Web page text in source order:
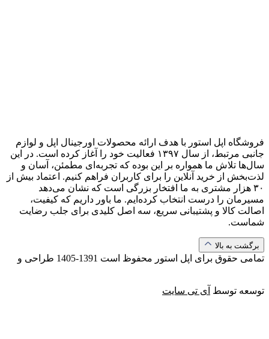
فروشگاه اپل استور با هدف ارائه‌ محصولات اورجینال اپل و لوازم
جانبی مرتبط، از سال ۱۳۹۷ فعالیت خود را آغاز کرده است. در این
سال‌ها تلاش ما همواره بر این بوده که تجربه‌ای مطمئن، آسان و
لذت‌بخش از خرید آنلاین را برای کاربران فراهم کنیم. اعتماد بیش از
۳۰ هزار مشتری به ما افتخار بزرگی است که نشان می‌دهد
مسیرمان را درست انتخاب کرده‌ایم. ما باور داریم که کیفیت،
اصالت کالا و پشتیبانی سریع، سه اصل کلیدی برای جلب رضایت
شماست.
برگشت به بالا
تمامی حقوق برای اپل استور محفوظ است 1391-1405 طراحی و
توسعه توسط آی تی سایت